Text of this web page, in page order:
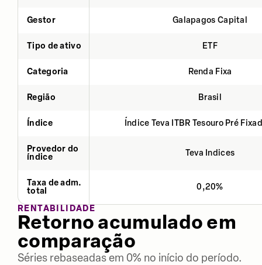
Gestor Galapagos Capital
Tipo de ativo ETF
Categoria Renda Fixa
Região Brasil
Índice Índice Teva ITBR Tesouro Pré
Provedor do
índice
Teva Indices
Taxa de adm.
total
0,20%
RENTABILIDADE
Retorno acumulado em
comparação
Séries rebaseadas em 0% no início do período.